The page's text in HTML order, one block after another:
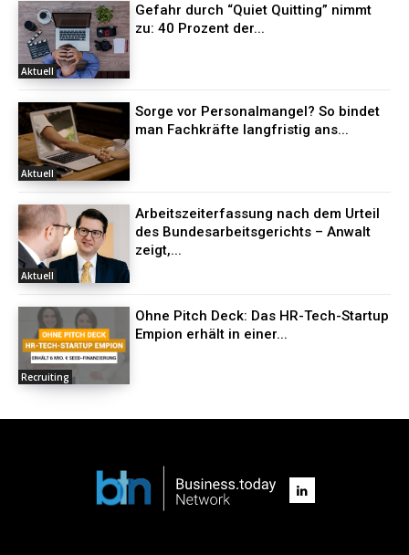
Aktuell
Gefahr durch “Quiet Quitting” nimmt
zu: 40 Prozent der...
Aktuell
Sorge vor Personalmangel? So bindet
man Fachkräfte langfristig ans...
Aktuell
Arbeitszeiterfassung nach dem Urteil
des Bundesarbeitsgerichts – Anwalt
zeigt,...
Recruiting
Ohne Pitch Deck: Das HR-Tech-Startup
Empion erhält in einer...